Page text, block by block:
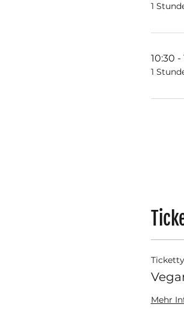
1
10:30 -
1
Mehr